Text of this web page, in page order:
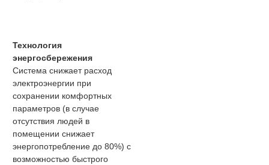
Технология
энергосбережения
Система снижает расход
электроэнергии при
сохранении комфортных
параметров (в случае
отсутствия людей в
помещении снижает
энергопотребление до 80%) с
возможностью быстрого